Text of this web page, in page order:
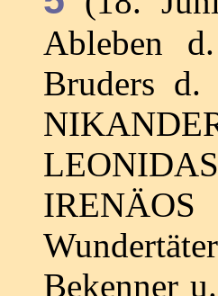
Ableben
Bruders
Bekenner